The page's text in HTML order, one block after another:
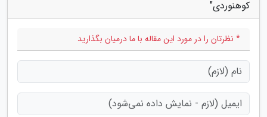
کوهنوردی"
* نظرتان را در مورد این مقاله با ما درمیان بگذارید